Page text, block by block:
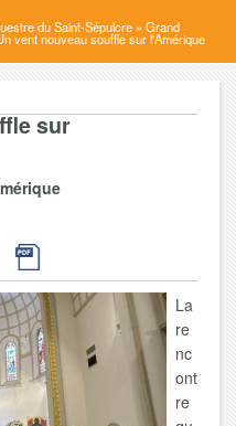
du Saint-Sépulcre » Grand
vent nouveau souffle sur l'Amérique
sur
La
re
nc
ont
re